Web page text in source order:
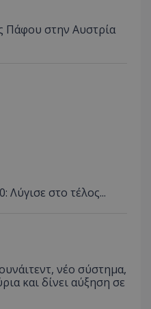
Πάφου στην Αυστρία
στο τέλος...
νέο σύστημα,
και δίνει αύξηση σε